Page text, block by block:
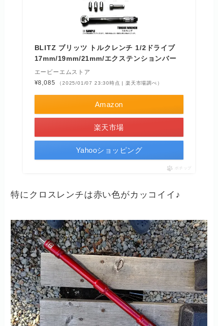
BLITZ ブリッツ トルクレンチ 1/2ドライブ
17mm/19mm/21mm/エクステンションバー
エービーエムストア
¥8,085
（2025/01/07 23:30時点 | 楽天市場調べ）
Amazon
楽天市場
Yahooショッピング
ポチップ
特にクロスレンチは赤い色がカッコイイ♪